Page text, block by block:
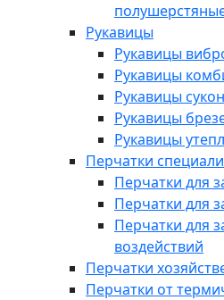
Рукавицы
Рукавицы
Рукавицы
Рукавицы
Рукавицы
Рукавицы
Перчатки
Перчатки для
Перчатки для
Перчатки для
воздействий
Перчатки
Перчатки от